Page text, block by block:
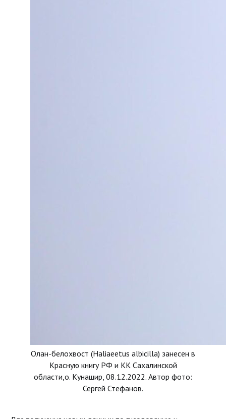
Олан-белохвост (Haliaeetus albicilla) занесен в
Красную книгу РФ и КК Сахалинской
области,о. Кунашир, 08.12.2022. Автор фото:
Сергей Стефанов.